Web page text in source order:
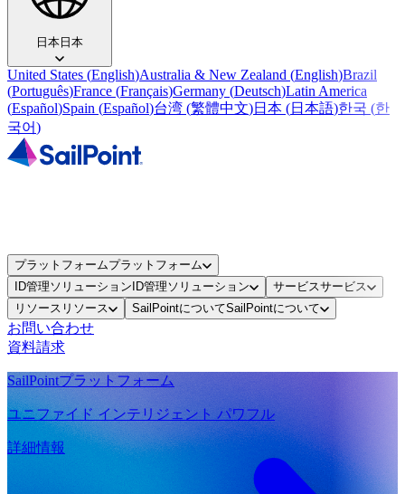
日本日本
United States (English)Australia & New Zealand (English)Brazil
(Português)France (Français)Germany (Deutsch)Latin America
(Español)Spain (Español)台湾 (繁體中文)日本 (日本語)한국 (한
국어)
プラットフォームプラットフォーム
ID管理ソリューション ID管理ソリューション サービスサービス
リソース リソース SailPointについてSailPointについて
お問い合わせ
資料請求
SailPointプラットフォーム
ユニファイド インテリジェント パワフル
詳細情報